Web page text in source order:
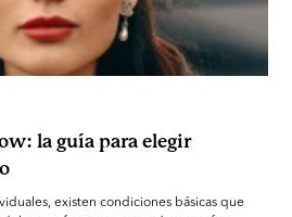
la guía para elegir
existen condiciones básicas que